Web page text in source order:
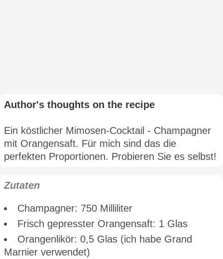
Author's thoughts on the recipe
Ein köstlicher Mimosen-Cocktail - Champagner
mit Orangensaft. Für mich sind das die
perfekten Proportionen. Probieren Sie es selbst!
Zutaten
Champagner: 750 Milliliter
Frisch gepresster Orangensaft: 1 Glas
Orangenlikör: 0,5 Glas (ich habe Grand
Marnier verwendet)